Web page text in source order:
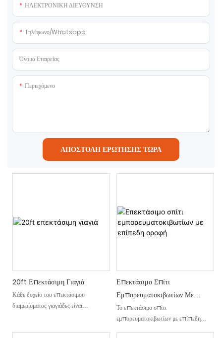
ΗΛΕΚΤΡΟΝΙΚΗ ΔΙΕΥΘΥΝΣΗ
Τηλέφωνο/whatsapp
Όνομα Εταιρείας
Περιεχόμενο
ΑΠΟΣΤΟΛΉ ΕΡΏΤΗΣΗΣ ΤΏΡΑ
20ft Επεκτάσιμη Γιαγιά
Κάθε δοχείο του επεκτάσιμου
διαμερίσματος γιαγιάδες είναι
Επεκτάσιμο Σπίτι
Εμπορευματοκιβωτίων Με
Επίπεδη Οροφή
Το επεκτάσιμο σπίτι
εμπορευματοκιβωτίων με επίπεδη